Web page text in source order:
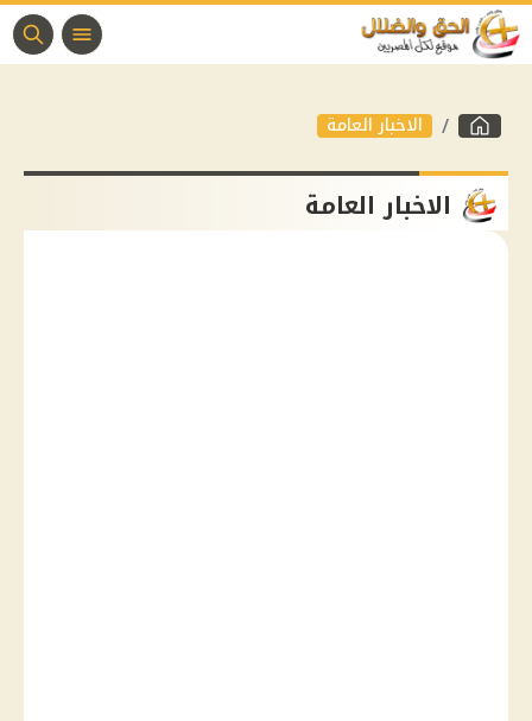
الاخبار العامة
الاخبار العامة